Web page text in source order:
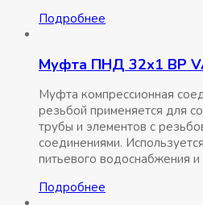
Подробнее
Муфта ПНД 32х1 ВР
Муфта компрессионная
резьбой применяется для
трубы и элементов с
соединениями.
питьевого водоснабжения
Подробнее